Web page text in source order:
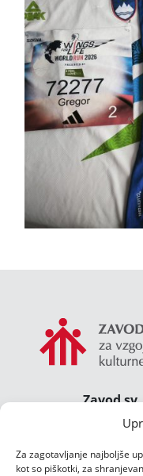
Za zagotavljanje najboljše
kot so piškotki, za
Zavod
Gimnazija